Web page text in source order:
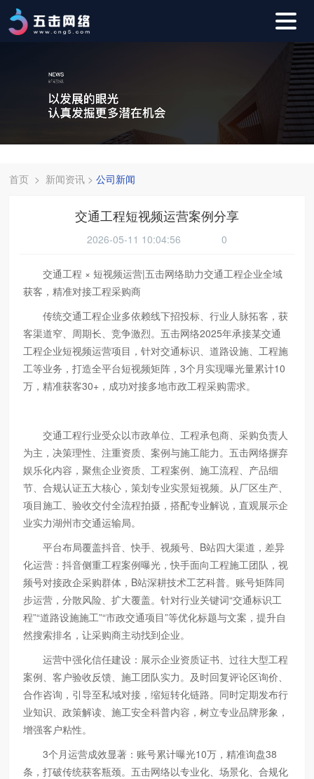
首页 > 新闻资讯 >公司新闻
交通工程短视频运营案例分享
2026-05-11 10:04:56 0
交通工程 × 短视频运营|五击网络助力交通工程企业全域
获客，精准对接工程采购商
传统交通工程企业多依赖线下招投标、行业人脉拓客，获
客渠道窄、周期长、竞争激烈。五击网络2025年承接某交通
工程企业短视频运营项目，针对交通标识、道路设施、工程施
工等业务，打造全平台短视频矩阵，3个月实现曝光量累计10
万，精准获客30+，成功对接多地市政工程采购需求。
交通工程行业受众以市政单位、工程承包商、采购负责人
为主，决策理性、注重资质、案例与施工能力。五击网络摒弃
娱乐化内容，聚焦企业资质、工程案例、施工流程、产品细
节、合规认证五大核心，策划专业实景短视频。从厂区生产、
项目施工、验收交付全流程拍摄，搭配专业解说，直观展示企
业实力湖州市交通运输局。
平台布局覆盖抖音、快手、视频号、B站四大渠道，差异
化运营：抖音侧重工程案例曝光，快手面向工程施工团队，视
频号对接政企采购群体，B站深耕技术工艺科普。账号矩阵同
步运营，分散风险、扩大覆盖。针对行业关键词“交通标识工
程”“道路设施施工”“市政交通项目”等优化标题与文案，提升自
然搜索排名，让采购商主动找到企业。
运营中强化信任建设：展示企业资质证书、过往大型工程
案例、客户验收反馈、施工团队实力。及时回复评论区询价、
合作咨询，引导至私域对接，缩短转化链路。同时定期发布行
业知识、政策解读、施工安全科普内容，树立专业品牌形象，
增强客户粘性。
3个月运营成效显著：账号累计曝光10万，精准询盘38
条，打破传统获客瓶颈。五击网络以专业化、场景化、合规化